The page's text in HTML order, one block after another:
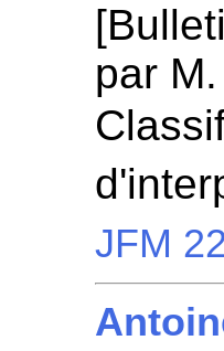
par
JFM